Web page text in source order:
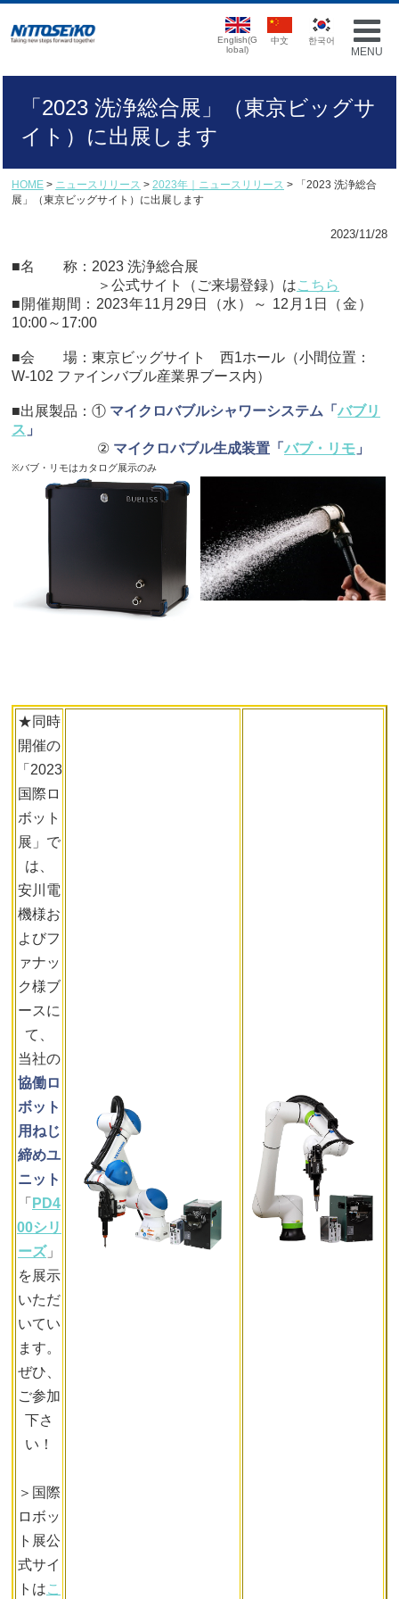
MENU
English(G
lobal)
中文 한국어
「2023 洗浄総合展」（東京ビッグサ
イト）に出展します
HOME > ニュースリリース > 2023年｜ニュースリリース > 「2023 洗浄総合
展」（東京ビッグサイト）に出展します
2023/11/28
■名 称：2023 洗浄総合展
＞公式サイト（ご来場登録）はこちら
■開催期間：2023年11月29日（水）～ 12月1日（金）
10:00～17:00
■会 場：東京ビッグサイト 西1ホール（小間位置：
W-102 ファインバブル産業界ブース内）
■出展製品：① マイクロバブルシャワーシステム「 バブリ
ス 」
② マイクロバブル生成装置「 バブ・リモ 」
※バブ・リモはカタログ展示のみ
★同時
開催の
「2023
国際ロ
ボット
展」で
は、
安川電
機様お
よびフ
ァナッ
ク様ブ
ースに
て、
当社の
協働ロ
ボット
用ねじ
締めユ
ニット
「 PD4
00シリ
ーズ」
を展示
いただ
いてい
ます。
ぜひ、
ご参加
下さ
い！
＞国際
ロボッ
ト展公
式サイ
トはこ